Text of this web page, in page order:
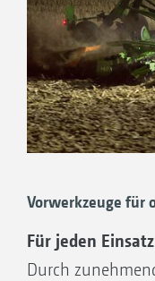
Vorwerkzeuge für
Für jeden
Durch